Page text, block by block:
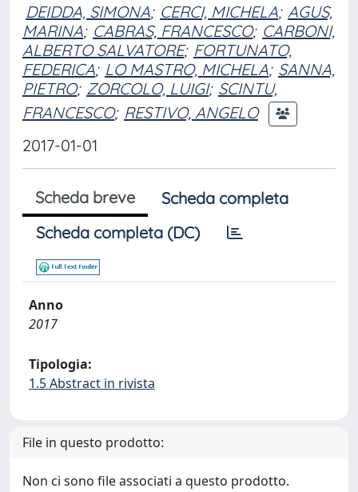
DEIDDA, SIMONA; CERCI, MICHELA; AGUS,
MARINA; CABRAS, FRANCESCO; CARBONI,
ALBERTO SALVATORE; FORTUNATO,
FEDERICA; LO MASTRO, MICHELA; SANNA,
PIETRO; ZORCOLO, LUIGI; SCINTU,
FRANCESCO; RESTIVO, ANGELO
2017-01-01
Scheda breve
Scheda completa
Scheda completa (DC)
Anno
2017
Tipologia:
1.5 Abstract in rivista
File in questo prodotto:
Non ci sono file associati a questo prodotto.